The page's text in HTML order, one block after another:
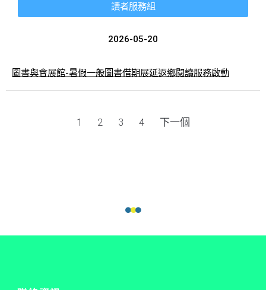
讀者服務組
2026-05-20
圖書與會展館-暑假一般圖書借期展延返鄉閱讀服務啟動
1 2 3 4 下一個